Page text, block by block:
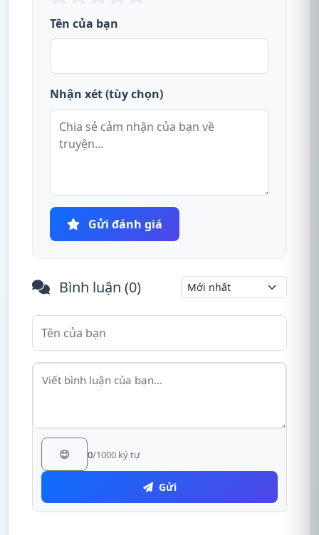
Tên của bạn
Nhận xét (tùy chọn)
Gửi đánh giá
Bình luận (0)
😊 0/1000 ký tự
Gửi